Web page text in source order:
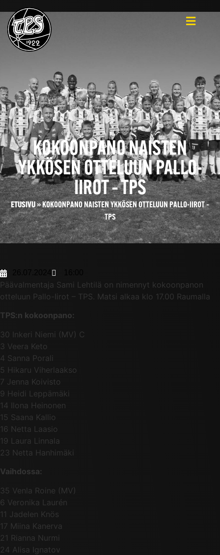
KOKOONPANO NAISTEN
YKKÖSEN OTTELUUN PALLO-
IIROT – TPS
ETUSIVU»KOKOONPANO NAISTEN YKKÖSEN OTTELUUN PALLO-IIROT –
TPS
Päävalmentaja Sami Lehtilä on nimennyt kokoonpanon
otteluun Pallo-Iirot – TPS. Matsi alkaa klo 17.00 Raumalla
TPS:n kokoonpano:
30 Inkeri Niemi (MV) C
3 Veera Keto
4 Sanna Porali
5 Hikaru Viherlaakso
7 Jenna Koivisto
9 Heidi Leppämäki
14 Ilona Heinonen
15 Saana Kallio
16 Netta Laasio
19 Laura Linnala
23 Netta Hanhimäki
Vaihdossa:
35 Venla Roine (MV)
6 Veronika Laurén
11 Jadelen Knös
17 Miina Kanerva
21 Rianna Nurmi
24 Alisa Ignatov